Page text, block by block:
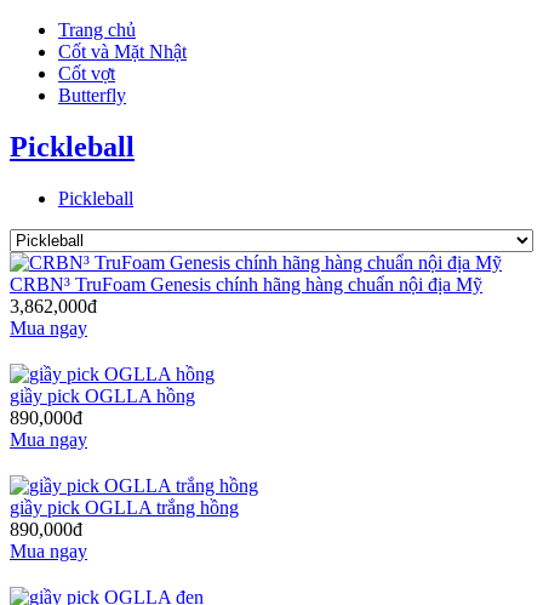
Trang chủ
Cốt và Mặt Nhật
Cốt vợt
Butterfly
Pickleball
Pickleball
CRBN³ TruFoam Genesis chính hãng hàng chuẩn nội địa Mỹ
3,862,000đ
Mua ngay
giầy pick OGLLA hồng
890,000đ
Mua ngay
giầy pick OGLLA trắng hồng
890,000đ
Mua ngay